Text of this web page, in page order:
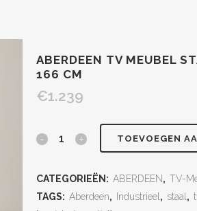
ABERDEEN TV MEUBEL
166 CM
€1.239
TOEVOEGEN
CATEGORIEËN: ABERDEEN, TV-
TAGS: Aberdeen, Industrieel , staal ,